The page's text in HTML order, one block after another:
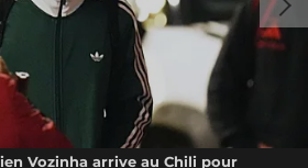
Vozinha arrive au Chili pour